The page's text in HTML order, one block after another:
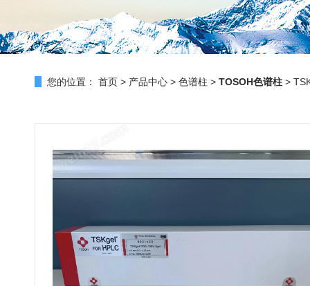
您的位置： 首页 > 产品中心 > 色谱柱 > TOSOH色谱柱 >